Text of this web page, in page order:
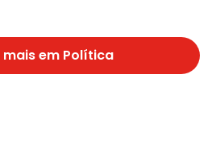
mais em Política